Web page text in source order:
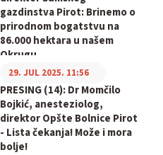
gazdinstva Pirot: Brinemo o
prirodnom bogatstvu na
86.000 hektara u našem
Okrugu
PRESING (14): Dr Momčilo
Bojkić, anesteziolog,
direktor Opšte Bolnice Pirot
- Lista čekanja! Može i mora
bolje!
29. JUL 2025. 11:56